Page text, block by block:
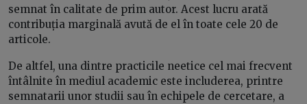
semnat în calitate de prim autor. Acest lucru arată
contribuția marginală avută de el în toate cele 20 de
articole.
De altfel, una dintre practicile neetice cel mai frecvent
întâlnite în mediul academic este includerea, printre
semnatarii unor studii sau în echipele de cercetare, a